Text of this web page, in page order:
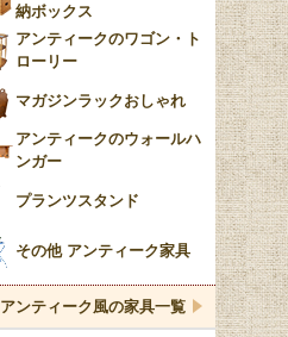
納ボックス
アンティークのワゴン・ト
ローリー
マガジンラックおしゃれ
アンティークのウォールハ
ンガー
プランツスタンド
その他 アンティーク家具
アンティーク風の家具一覧